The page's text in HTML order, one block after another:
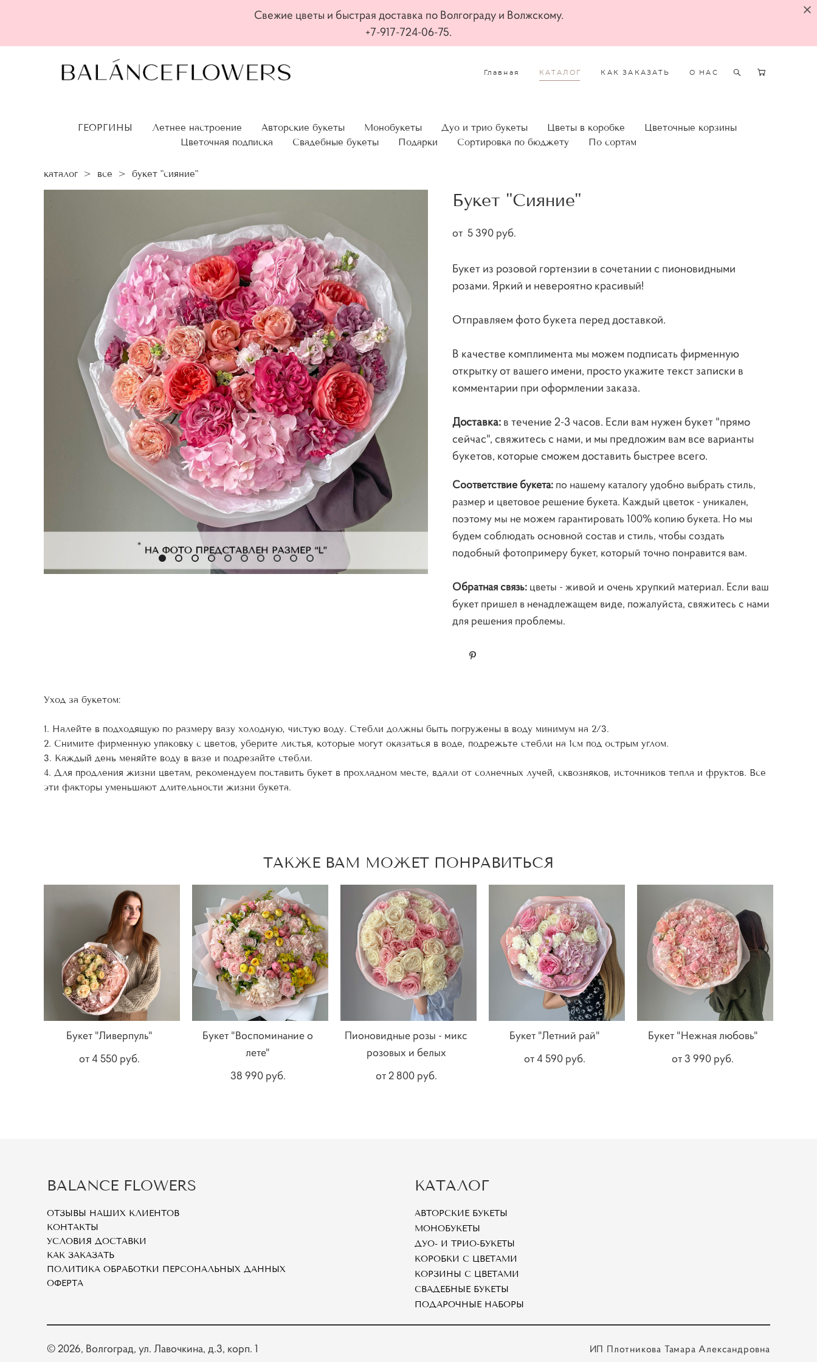
Свежие цветы и быстрая доставка по Волгограду и Волжскому.
+7-917-724-06-75.
Главная КАТАЛОГ КАК ЗАКАЗАТЬ О НАС
ГЕОРГИНЫ Летнее настроение Авторские букеты Монобукеты Дуо и трио букеты Цветы в коробке
Цветочные корзины
Цветочная подписка
Свадебные букеты Подарки Сортировка по бюджету По сортам
каталог > все > букет "сияние"
Букет "Сияние"
от 5 390 pуб.
Букет из розовой гортензии в сочетании с пионовидными
розами. Яркий и невероятно красивый!
Отправляем фото букета перед доставкой.
В качестве комплимента мы можем подписать фирменную
открытку от вашего имени, просто укажите текст записки в
комментарии при оформлении заказа.
Доставка: в течение 2-3 часов. Если вам нужен букет "прямо
сейчас", свяжитесь с нами, и мы предложим вам все варианты
букетов, которые сможем доставить быстрее всего.
Соответствие букета: по нашему каталогу удобно выбрать стиль,
размер и цветовое решение букета. Каждый цветок - уникален,
поэтому мы не можем гарантировать 100% копию букета. Но мы
будем соблюдать основной состав и стиль, чтобы создать
подобный фотопримеру букет, который точно понравится вам.
Обратная связь: цветы - живой и очень хрупкий материал. Если ваш
букет пришел в ненадлежащем виде, пожалуйста, свяжитесь с нами
для решения проблемы.
Уход за букетом:
1. Налейте в подходящую по размеру вазу холодную, чистую воду. Стебли должны быть погружены в воду минимум на 2/3.
2. Снимите фирменную упаковку с цветов, уберите листья, которые могут оказаться в воде, подрежьте стебли на 1см под острым углом.
3. Каждый день меняйте воду в вазе и подрезайте стебли.
4. Для продления жизни цветам, рекомендуем поставить букет в прохладном месте, вдали от солнечных лучей, сквозняков, источников тепла и фруктов. Все
эти факторы уменьшают длительности жизни букета.
ТАКЖЕ ВАМ МОЖЕТ ПОНРАВИТЬСЯ
Букет "Ливерпуль"
от 4 550 pуб.
Букет "Воспоминание о
лете"
38 990 pуб.
Пионовидные розы - микс
розовых и белых
от 2 800 pуб.
Букет "Летний рай"
от 4 590 pуб.
Букет "Нежная любовь"
от 3 990 pуб.
BALANCE FLOWERS
ОТЗЫВЫ НАШИХ КЛИЕНТОВ
КОНТАКТЫ
УСЛОВИЯ ДОСТАВКИ
КАК ЗАКАЗАТЬ
ПОЛИТИКА ОБРАБОТКИ ПЕРСОНАЛЬНЫХ ДАННЫХ
ОФЕРТА
КАТАЛОГ
АВТОРСКИЕ БУКЕТЫ
МОНОБУКЕТЫ
ДУО- И ТРИО-БУКЕТЫ
КОРОБКИ С ЦВЕТАМИ
КОРЗИНЫ С ЦВЕТАМИ
СВАДЕБНЫЕ БУКЕТЫ
ПОДАРОЧНЫЕ НАБОРЫ
© 2026, Волгоград, ул. Лавочкина, д.3, корп. 1
ИП Плотникова Тамара Александровна